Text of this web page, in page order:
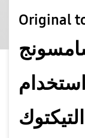
Original
استخدام
التيكتوك